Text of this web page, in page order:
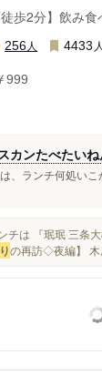
歩2分】飲み
256人 4433 人
999
カンたべたい
、ランチ何処い
チは 『珉珉 三条
の再訪◇夜編】 木